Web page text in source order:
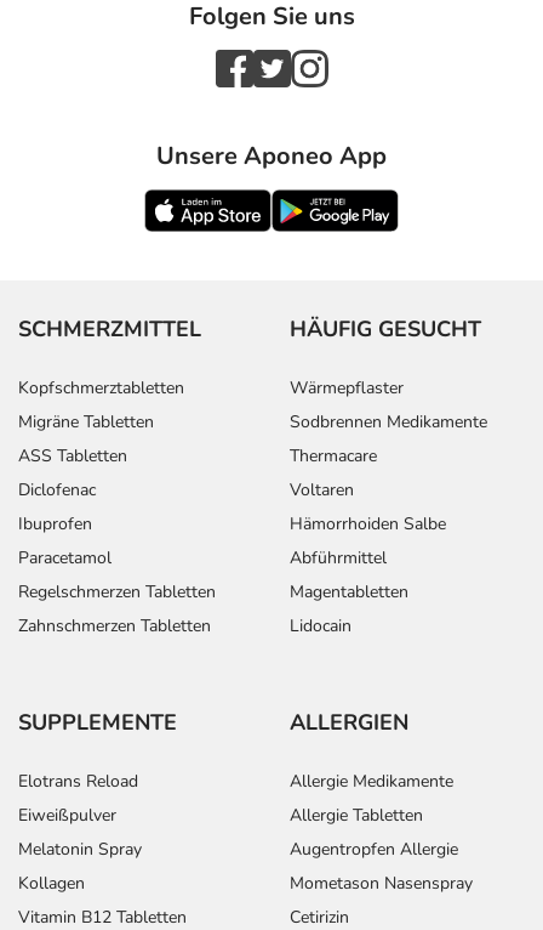
Folgen Sie uns
Unsere Aponeo App
SCHMERZMITTEL
Kopfschmerztabletten
Migräne Tabletten
ASS Tabletten
Diclofenac
Ibuprofen
Paracetamol
Regelschmerzen Tabletten
Zahnschmerzen Tabletten
HÄUFIG GESUCHT
Wärmepflaster
Sodbrennen Medikamente
Thermacare
Voltaren
Hämorrhoiden Salbe
Abführmittel
Magentabletten
Lidocain
SUPPLEMENTE
Elotrans Reload
Eiweißpulver
Melatonin Spray
Kollagen
Vitamin B12 Tabletten
ALLERGIEN
Allergie Medikamente
Allergie Tabletten
Augentropfen Allergie
Mometason Nasenspray
Cetirizin